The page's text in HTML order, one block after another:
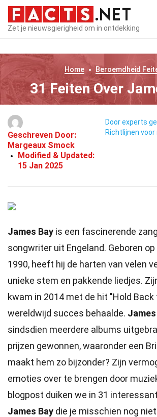
Zet je nieuwsgierigheid om in ontdekking
Home Beroemdheid
31 Feiten Over
Geschreven Door:
Margeaux Smock
Modified & Updated:
15 Jan 2025
Door experts
Richtlijnen
James Bay is een fascinerende
songwriter uit Engeland. Geboren
1990, heeft hij de harten van velen
unieke stem en pakkende liedjes.
kwam in 2014 met de hit "Hold Back
wereldwijd succes behaalde.
sindsdien meerdere albums
prijzen gewonnen, waaronder een
maakt hem zo bijzonder? Zijn
emoties over te brengen door
blogpost duiken we in 31
James Bay die je misschien nog